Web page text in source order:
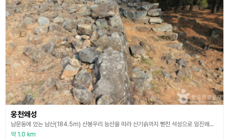
웅천왜성
남문동에 있는 남산(184.5m) 산봉우리 능선을 따라 산기슭까지 뻗친 석성으로 임진왜란 때인 1593년 고니시 유키나와가 구축하여 수비하던 곳으로 왜군의 제2 기지로 삼던 곳이다. 웅천읍지에 따르면 원래 남산은 3개의 봉우리가 있었으나 이를 깎은 뒤 일본군이 산의 정상부에 본성을 두고 능선을 따라 아래로 내려가면서 점차적으로 제1외곽, 제2외곽을 질서 있게 배치하여 축성하였다고 전한다. 육지로부터 방비를 철저하게 하기 위한 것인 듯 남북으로 긴 돌담이
약 1.0 km